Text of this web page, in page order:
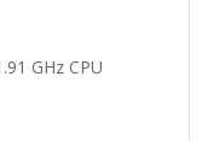
GHz CPU